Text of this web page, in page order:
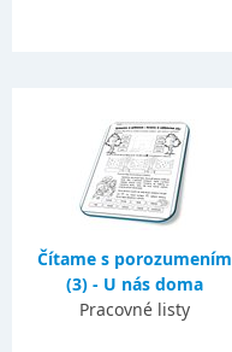
Čítame s porozumením
(3) - U nás doma
Pracovné listy